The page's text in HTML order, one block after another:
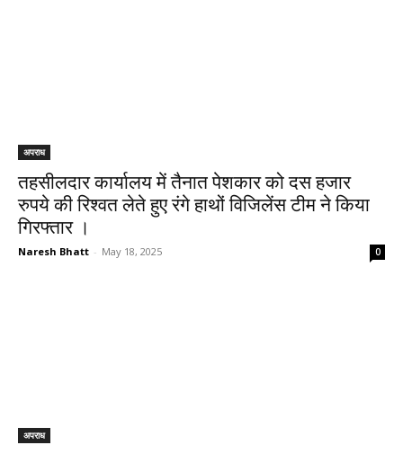
अपराध
तहसीलदार कार्यालय में तैनात पेशकार को दस हजार
रुपये की रिश्वत लेते हुए रंगे हाथों विजिलेंस टीम ने किया
गिरफ्तार ।
Naresh Bhatt - May 18, 2025 0
अपराध